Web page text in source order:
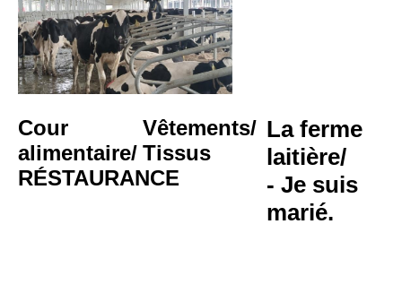
Cour
alimentaire/
RÉSTAURANCE
Vêtements/
Tissus
La ferme
laitière/
- Je suis
marié.